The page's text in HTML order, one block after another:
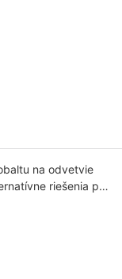
na odvetvie
riešenia pri